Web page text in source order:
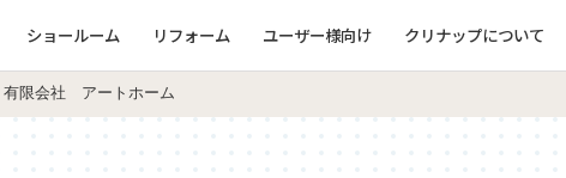
ショールーム リフォーム ユーザー様向け クリナップについて
限会社 アートホーム